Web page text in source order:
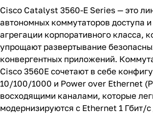
Cisco Catalyst 3560-E Series — это
автономных коммутаторов доступа и
агрегации корпоративного класса,
упрощают развертывание
конвергентных приложений.
Cisco 3560E сочетают в себе
10/100/1000 и Power over Ethernet
восходящими каналами, которые
модернизируются с Ethernet 1 Гбит/с